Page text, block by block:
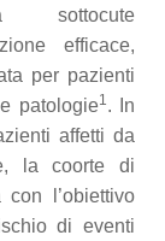
sottocute
efficace,
per pazienti
patologie1 . In
affetti da
la coorte di
con l’obiettivo
di eventi